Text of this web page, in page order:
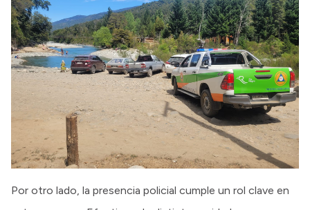
Por otro lado, la presencia policial cumple un rol clave en